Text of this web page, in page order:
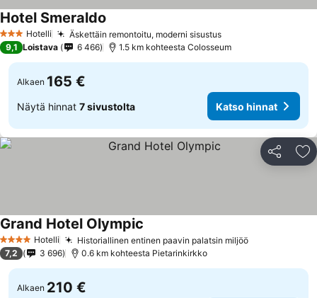
3 Tähtiluokitus
Hotelli Äskettäin remontoitu, moderni sisustusKatso hinnat
Hotel Smeraldo
9,1 Loistava 6 466 1.5 km kohteesta Colosseum
Alkaen 165 €
Näytä hinnat 7 sivustolta Katso hinnat
Jaa
4 Tähtiluokitus
Hotelli Historiallinen entinen paavin palatsin miljööKatso hinnat
Grand Hotel Olympic
7,2 3 696 0.6 km kohteesta Pietarinkirkko
Alkaen 210 €